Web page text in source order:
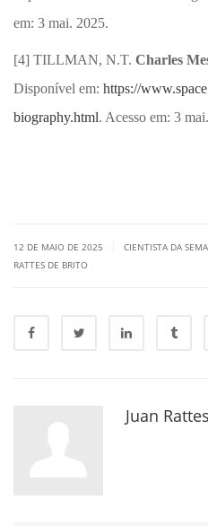
em: 3 mai. 2025.
[4] TILLMAN, N.T. Charles
Disponível em: https://
biography.html. Acesso em: 3 mai.
12 DE MAIO DE 2025 CIENTISTA DA
RATTES DE BRITO
Juan Rattes